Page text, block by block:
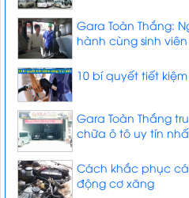
Gara Toàn Thắng:
hành cùng sinh viên
10 bí quyết tiết
Gara Toàn Thắng
chữa ô tô uy tín
Cách khắc phục
động cơ xăng